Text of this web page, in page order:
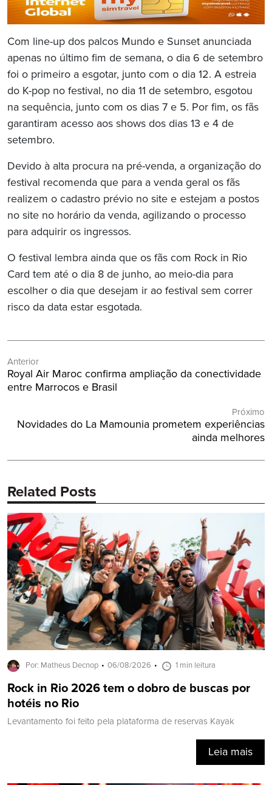
Com line-up dos palcos Mundo e Sunset anunciada
apenas no último fim de semana, o dia 6 de setembro
foi o primeiro a esgotar, junto com o dia 12. A estreia
do K-pop no festival, no dia 11 de setembro, esgotou
na sequência, junto com os dias 7 e 5. Por fim, os fãs
garantiram acesso aos shows dos dias 13 e 4 de
setembro.
Devido à alta procura na pré-venda, a organização do
festival recomenda que para a venda geral os fãs
realizem o cadastro prévio no site e estejam a postos
no site no horário da venda, agilizando o processo
para adquirir os ingressos.
O festival lembra ainda que os fãs com Rock in Rio
Card tem até o dia 8 de junho, ao meio-dia para
escolher o dia que desejam ir ao festival sem correr
risco da data estar esgotada.
de
Post
Anterior
Post
Anterior:
Royal Air Maroc confirma ampliação da conectividade
entre Marrocos e Brasil
Próximo
Próximo
Novidades do La Mamounia prometem experiências
ainda melhores
Related Posts
Por: Matheus Decnop 06/08/2026 1 min leitura
Rock in Rio 2026 tem o dobro de buscas por
hotéis no Rio
Levantamento foi feito pela plataforma de reservas Kayak
Leia mais